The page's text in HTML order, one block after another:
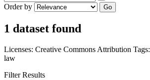
Order by Go
1 dataset found
Licenses: Creative Commons Attribution Tags:
law
Filter Results